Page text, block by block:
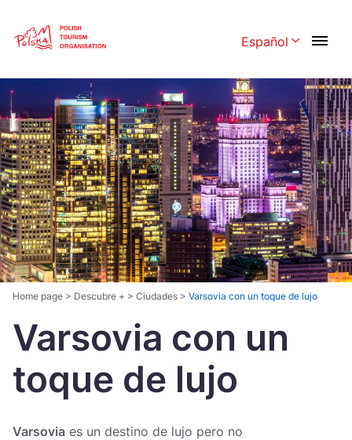
Español
Polski English
Česká 中国
Dansk Deutschland
Español Français
Italiano Magyar
Nederlands 日本語
Português Norsk
Suomi
Україна
Home page > Descubre + > Ciudades > Varsovia con un toque de lujo
Varsovia con un
toque de lujo
Varsovia es un destino de lujo pero no